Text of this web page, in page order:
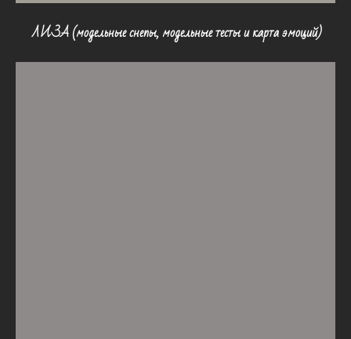
ЛИЗА (модельные снепы, модельные тесты и карта эмоций)